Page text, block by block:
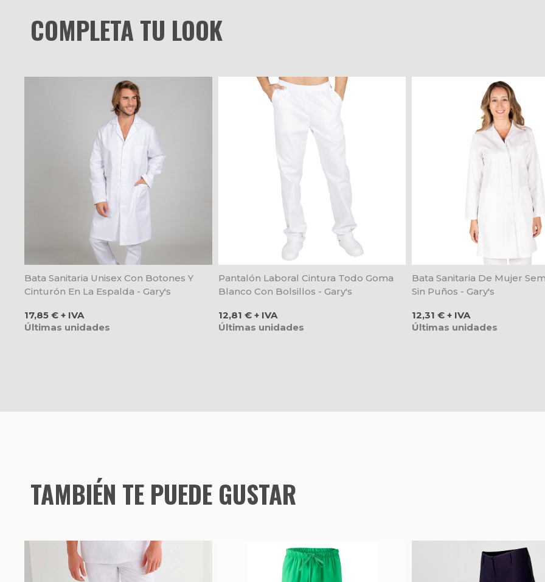
COMPLETA TU LOOK
Bata Sanitaria Unisex Con Botones Y
Cinturón En La Espalda - Gary's
Precio
17,85 € + IVA
Últimas unidades
Pantalón Laboral Cintura Todo Goma
Blanco Con Bolsillos - Gary's
Precio
12,81 € + IVA
Últimas unidades
Bata Sanitaria De Mujer
Sin Puños - Gary's
Precio
12,31 € + IVA
Últimas unidades
TAMBIÉN TE PUEDE GUSTAR